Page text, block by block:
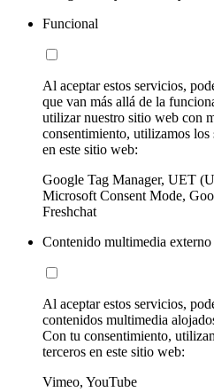
Funcional
Al aceptar estos servicios,
que van más allá de la
utilizar nuestro sitio web con
consentimiento, utilizamos los
en este sitio web:
Google Tag Manager, UET
Microsoft Consent Mode,
Freshchat
Contenido multimedia externo
Al aceptar estos servicios,
contenidos multimedia
Con tu consentimiento,
terceros en este sitio web:
Vimeo, YouTube